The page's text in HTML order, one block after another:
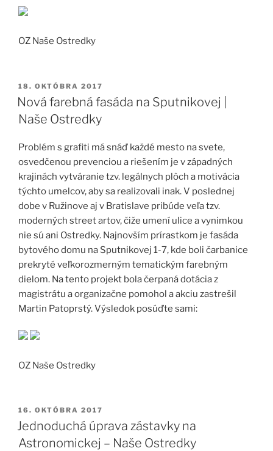
OZ Naše Ostredky
PUBLIKOVANÉ
18. OKTÓBRA 2017
Nová farebná fasáda na Sputnikovej |
Naše Ostredky
Problém s grafiti má snáď každé mesto na svete,
osvedčenou prevenciou a riešením je v západných
krajinách vytváranie tzv. legálnych plôch a motivácia
týchto umelcov, aby sa realizovali inak. V poslednej
dobe v Ružinove aj v Bratislave pribúde veľa tzv.
moderných street artov, čiže umení ulice a vynimkou
nie sú ani Ostredky. Najnovším prírastkom je fasáda
bytového domu na Sputnikovej 1-7, kde boli čarbanice
prekryté veľkorozmerným tematickým farebným
dielom. Na tento projekt bola čerpaná dotácia z
magistrátu a organizačne pomohol a akciu zastrešil
Martin Patoprstý. Výsledok posúďte sami:
OZ Naše Ostredky
PUBLIKOVANÉ
16. OKTÓBRA 2017
Jednoduchá úprava zástavky na
Astronomickej – Naše Ostredky